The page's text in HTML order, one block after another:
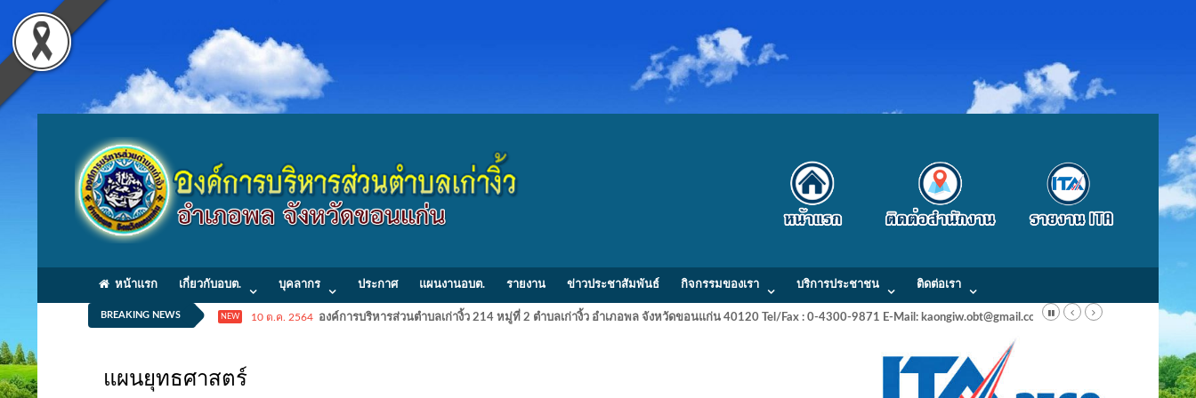
หน้าแรก เกี่ยวกับอบต. บุคลากร ประกาศ แผนงานอบต. รายงาน ข่าวประชาสัมพันธ์ กิจกรรมของเรา บริการประชาชน ติดต่อเรา
BREAKING NEWS NEW 10 ต.ค. 2564 องค์การบริหารส่วนตำบลเก่างิ้ว 214 หมู่ที่ 2 ตำบลเก่างิ้ว อำเภอพล จังหวัดขอนแก่น 40120 Tel/Fax : 0-4300-9871 E-Mail: kaongiw.obt@gmail.com
แผนยุทธศาสตร์